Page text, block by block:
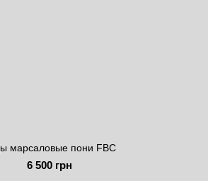
марсаловые пони FBC
6 500 грн